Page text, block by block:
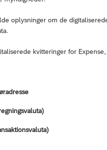
oplysninger om de
kvitteringer for